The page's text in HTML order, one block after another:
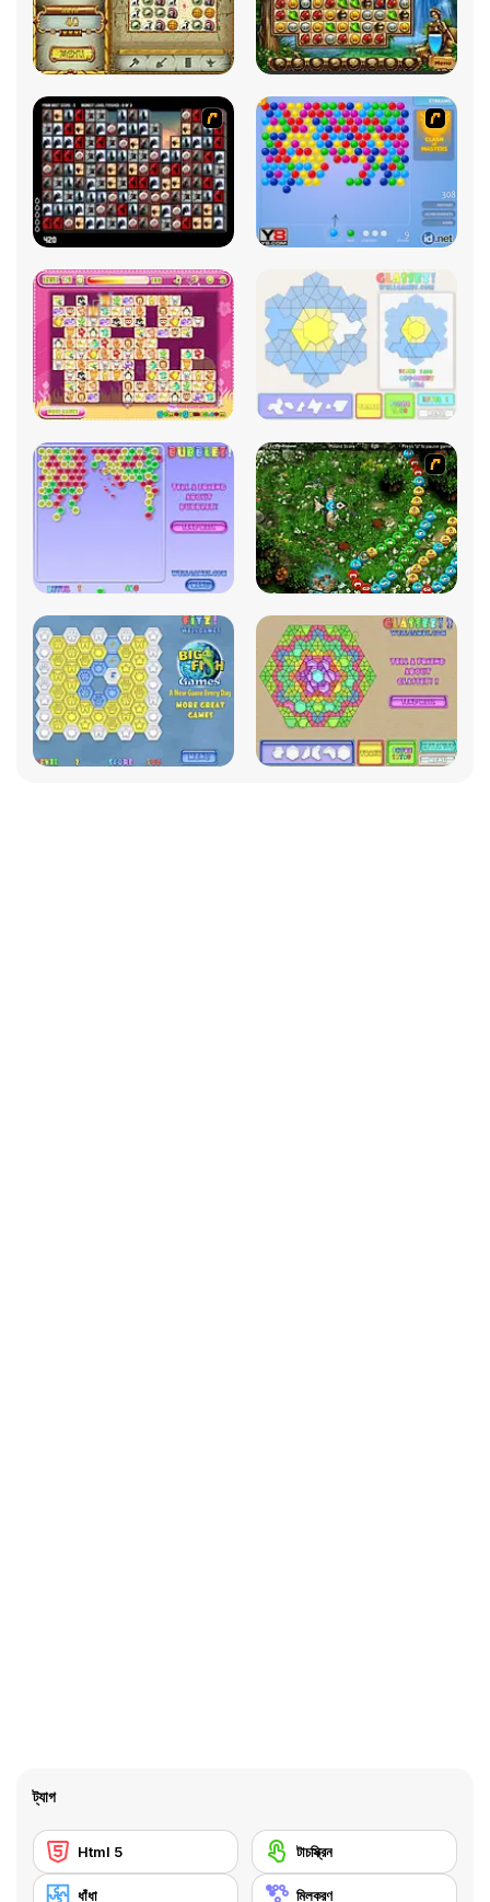
ট্যাগ
Html 5 টাচস্ক্রিন
ধাঁধা মিলকরণ